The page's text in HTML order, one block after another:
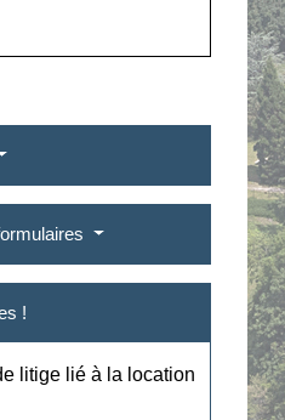
!
litige lié à la location